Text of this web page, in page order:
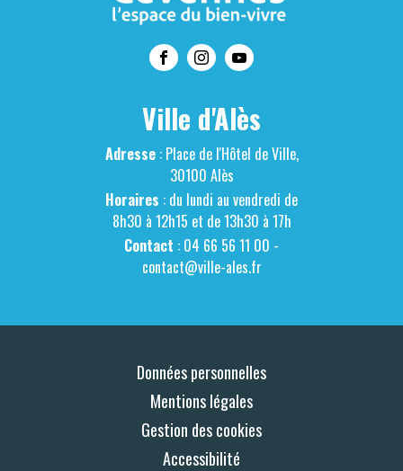
Ville d'Alès
Adresse: Place de l'Hôtel de Ville,
30100 Alès
Horaires : du lundi au vendredi de
8h30 à 12h15 et de 13h30 à 17h
Contact : 04 66 56 11 00 -
contact@ville-ales.fr
Données personnelles
Mentions légales
Gestion des cookies
Accessibilité